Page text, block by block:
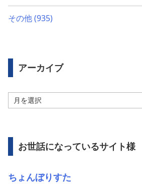
その他(935)
アーカイブ
ー
ブ
お世話になっているサイト様
ちょんぼりすた